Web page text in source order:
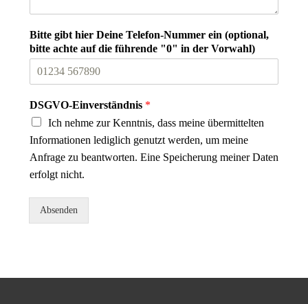
Bitte gibt hier Deine Telefon-Nummer ein (optional,
bitte achte auf die führende "0" in der Vorwahl)
DSGVO-Einverständnis *
Ich nehme zur Kenntnis, dass meine übermittelten
Informationen lediglich genutzt werden, um meine
Anfrage zu beantworten. Eine Speicherung meiner Daten
erfolgt nicht.
Absenden